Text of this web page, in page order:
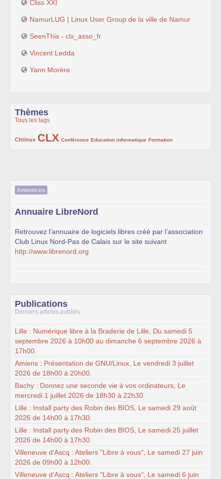
Cliss XXI
NamurLUG | Linux User Group de la ville de Namur
SeenThis - clx_asso_fr
Vincent Ledda
Yann Morère
Thèmes
Tous les tags
Chtinux
222/1002CLX
1002/1002 Conférence
132/1002 Education informatique
119/1002 Formation
168/1002
Annonces
Annuaire LibreNord
Retrouvez l’annuaire de logiciels libres créé par l’association
Club Linux Nord-Pas de Calais sur le site suivant
http://www.librenord.org
Publications
Derniers articles publiés
Lille : Numérique libre à la Braderie de Lille, Du samedi 5
septembre 2026 à 10h00 au dimanche 6 septembre 2026 à
17h00.
Amiens : Présentation de GNU/Linux, Le vendredi 3 juillet
2026 de 18h00 à 20h00.
Bachy : Donnez une seconde vie à vos ordinateurs, Le
mercredi 1 juillet 2026 de 18h30 à 22h30.
Lille : Install party des Robin des BIOS, Le samedi 29 août
2026 de 14h00 à 17h30.
Lille : Install party des Robin des BIOS, Le samedi 25 juillet
2026 de 14h00 à 17h30.
Villeneuve d’Ascq : Ateliers "Libre à vous", Le samedi 27 juin
2026 de 09h00 à 12h00.
Villeneuve d’Ascq : Ateliers "Libre à vous", Le samedi 6 juin